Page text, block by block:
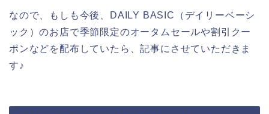
なので、もしも今後、DAILY BASIC（デイリーベーシ
ック）のお店で季節限定のオータムセールや割引クー
ポンなどを配布していたら、記事にさせていただきま
す♪